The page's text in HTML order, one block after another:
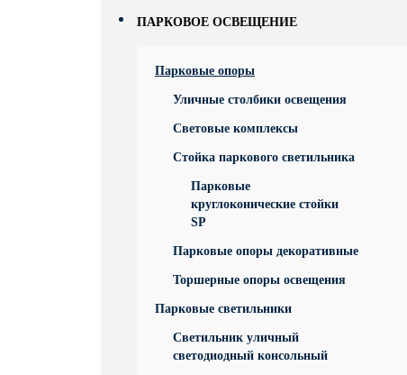
ПАРКОВОЕ ОСВЕЩЕНИЕ
Парковые опоры
Уличные столбики освещения
Световые комплексы
Стойка паркового светильника
Парковые
круглоконические стойки
SP
Парковые опоры декоративные
Торшерные опоры освещения
Парковые светильники
Светильник уличный
светодиодный консольный